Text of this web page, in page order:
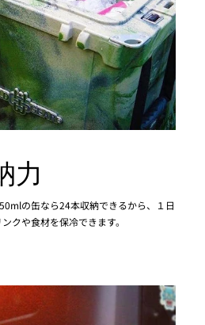
力
の缶なら24本収納できるから、１日
クや食材を保冷できます。